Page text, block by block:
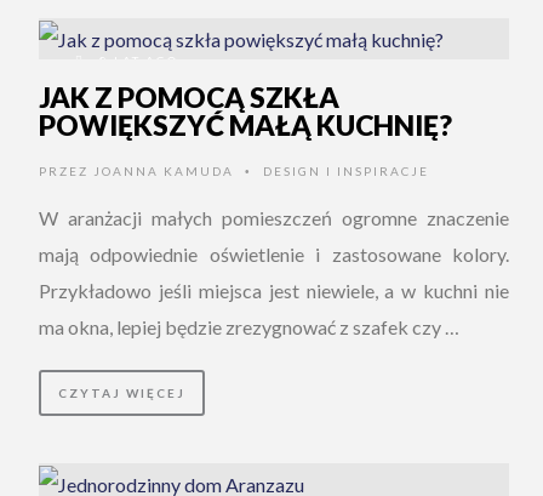
8 LAT AGO
JAK Z POMOCĄ SZKŁA
POWIĘKSZYĆ MAŁĄ KUCHNIĘ?
PRZEZ JOANNA KAMUDA • DESIGN I INSPIRACJE
W aranżacji małych pomieszczeń ogromne znaczenie
mają odpowiednie oświetlenie i zastosowane kolory.
Przykładowo jeśli miejsca jest niewiele, a w kuchni nie
ma okna, lepiej będzie zrezygnować z szafek czy …
CZYTAJ WIĘCEJ